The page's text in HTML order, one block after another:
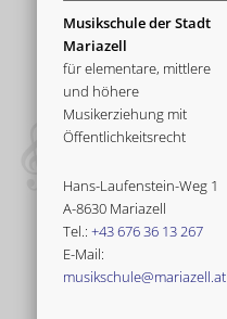
Musikschule der Stadt
Mariazell
für elementare, mittlere
und höhere
Musikerziehung mit
Öffentlichkeitsrecht
Hans-Laufenstein-Weg 1
A-8630 Mariazell
Tel.:+43 676 36 13 267
E-Mail:
musikschule@mariazell.at